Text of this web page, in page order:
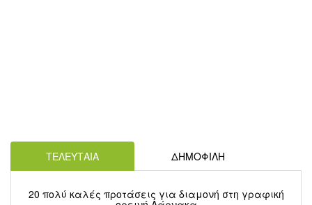
ΤΕΛΕΥΤΑΙΑ ΔΗΜΟΦΙΛΗ
20 πολύ καλές προτάσεις για διαμονή στη γραφική